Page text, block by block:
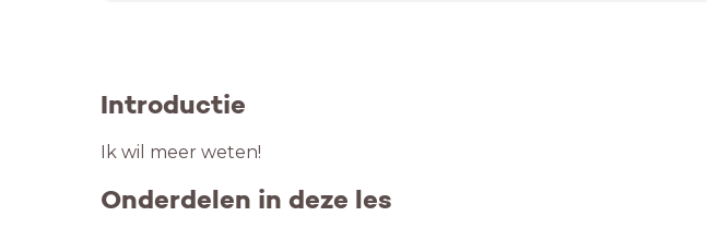
Introductie
Ik wil meer weten!
Onderdelen in deze les